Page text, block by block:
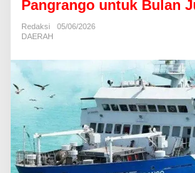
a
a
r
u
K
a
p
a
Pangrango untuk Bulan
Redaksi
05/06/2026
DAERAH